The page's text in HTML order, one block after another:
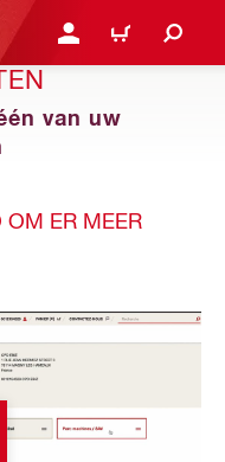
LOG IN OF REGISTREER
WINKELWAGEN
van uw
OM ER MEER